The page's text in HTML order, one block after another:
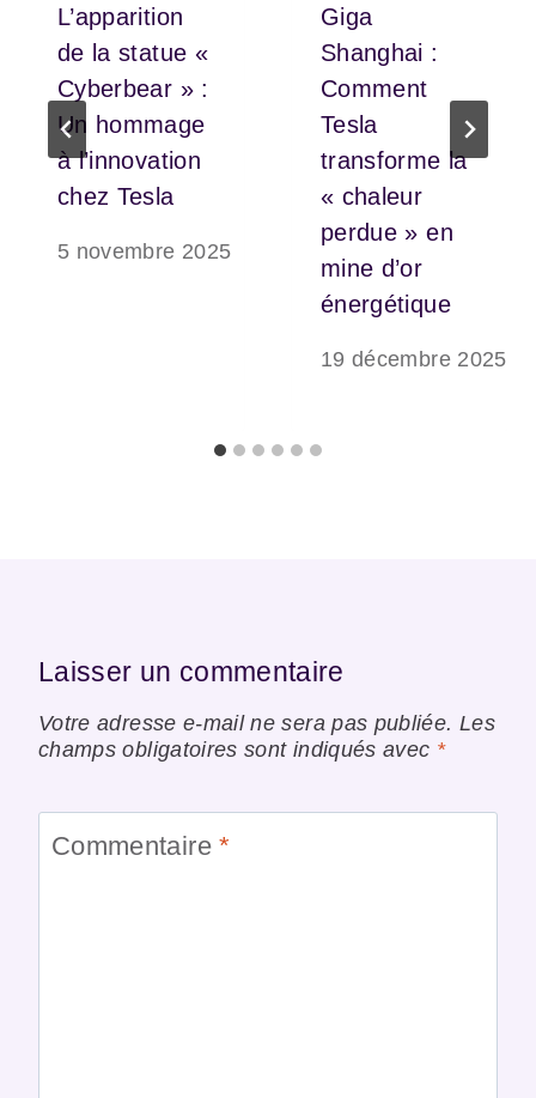
L’apparition
de la statue «
Cyberbear » :
Un hommage
à l’innovation
chez Tesla
5 novembre 2025
Giga
Shanghai :
Comment
Tesla
transforme la
« chaleur
perdue » en
mine d’or
énergétique
19 décembre 2025
Laisser un commentaire
Votre adresse e-mail ne sera pas publiée. Les
champs obligatoires sont indiqués avec *
Commentaire*